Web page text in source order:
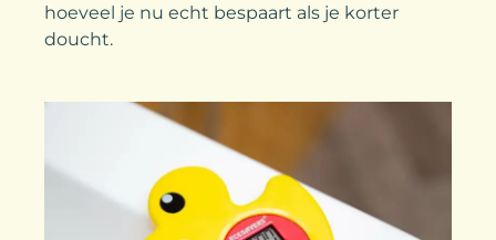
hoeveel je nu echt bespaart als je korter
doucht.